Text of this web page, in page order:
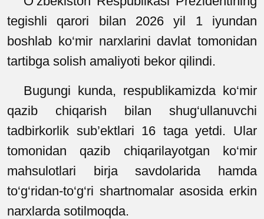
tegishli qarori bilan 2026 yil 1 iyundan
boshlab ko‘mir narxlarini davlat tomonidan
tartibga solish amaliyoti bekor qilindi.
Bugungi kunda, respublikamizda ko‘mir
qazib chiqarish bilan shug‘ullanuvchi
tadbirkorlik sub’ektlari 16 taga yetdi. Ular
tomonidan qazib chiqarilayotgan ko‘mir
mahsulotlari birja savdolarida hamda
to‘g‘ridan-to‘g‘ri shartnomalar asosida erkin
narxlarda sotilmoqda.